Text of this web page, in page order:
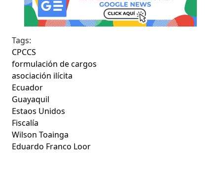
Tags:
CPCCS
formulación de cargos
asociación ilícita
Ecuador
Guayaquil
Estaos Unidos
Fiscalía
Wilson Toainga
Eduardo Franco Loor